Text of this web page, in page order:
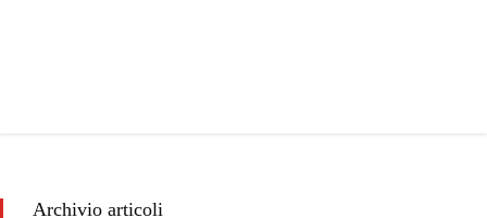
Archivio articoli